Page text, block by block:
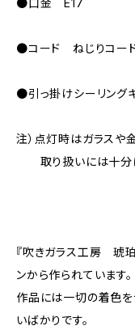
●口金 E17
●コード ねじりコード
●引っ掛けシーリング
注）点灯時はガラスや
取り扱いには十分に
『吹きガラス工房 琥
ンから作られています。
作品には一切の着色を
いばかりです。